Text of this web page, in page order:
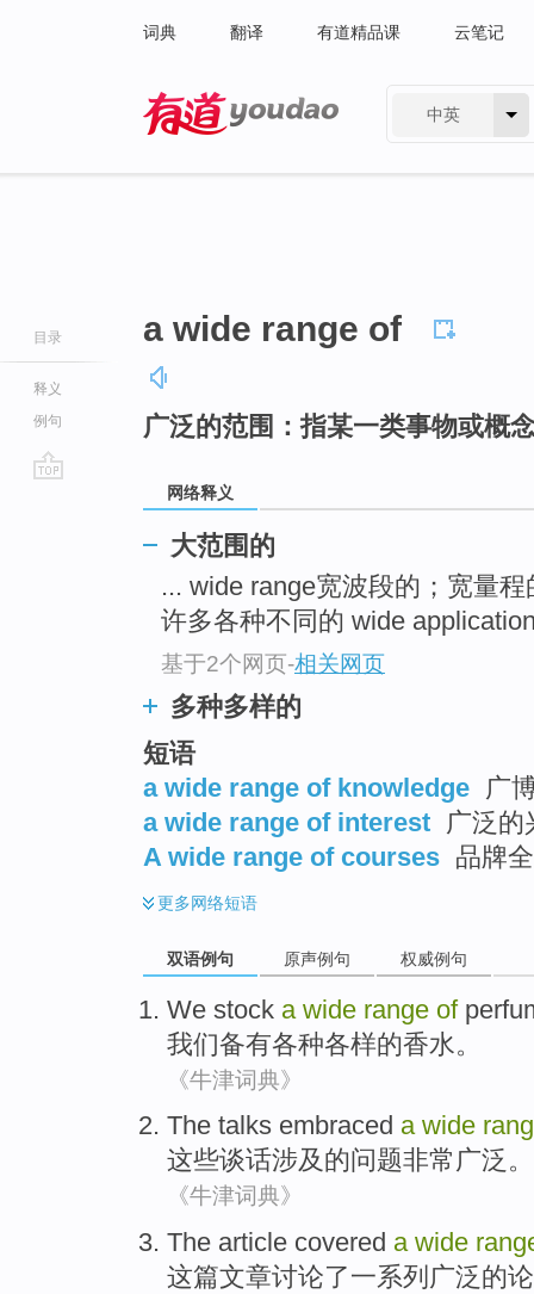
词典 翻译 有道精品课 云笔记
中英
目录
释义
例句
a wide range of
广泛的范围：指某一类事物或概
网络释义
大范围的
... wide range宽波段的；宽量
许多各种不同的 wide
基于2个网页-相关网页
多种多样的
短语
a wide range of knowledge 广
a wide range of interest 广泛的
A wide range of courses 品牌
更多网络短语
双语例句 原声例句 权威例句
We stock a wide range of
我们备有各种各样的香水。
《牛津词典》
The talks embraced a wide
这些谈话涉及 的问题非常 广泛。
《牛津词典》
The article covered a wide
这篇文章讨论了一系列 广泛的